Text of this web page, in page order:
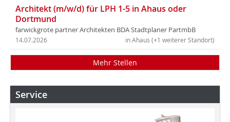
Architekt (m/w/d) für LPH 1-5 in Ahaus oder
Dortmund
farwickgrote partner Architekten BDA Stadtplaner PartmbB
in Ahaus (+1 weiterer Standort)
14.07.2026
Mehr Stellen
Service